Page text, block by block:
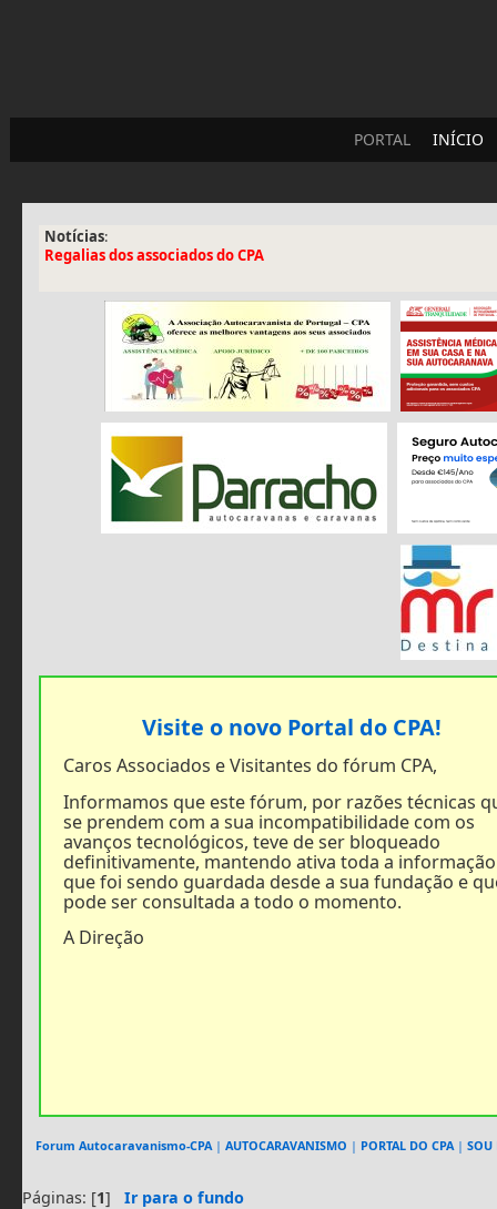
PORTAL INÍCIO
Notícias:
Regalias dos associados do CPA
Visite o novo Portal do CPA!
Caros Associados e Visitantes do fórum CPA,
Informamos que este fórum, por razões técnicas
se prendem com a sua incompatibilidade com os
avanços tecnológicos, teve de ser bloqueado
definitivamente, mantendo ativa toda a informação
que foi sendo guardada desde a sua fundação e
pode ser consultada a todo o momento.
A Direção
Forum Autocaravanismo-CPA| AUTOCARAVANISMO | PORTAL DO CPA| SOU
Páginas: [1] Ir para o fundo